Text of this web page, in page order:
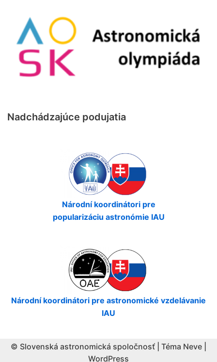
Nadchádzajúce podujatia
Národní koordinátori pre
popularizáciu astronómie IAU
Národní koordinátori pre astronomické vzdelávanie
IAU
© Slovenská astronomická spoločnosť | Téma Neve
WordPress